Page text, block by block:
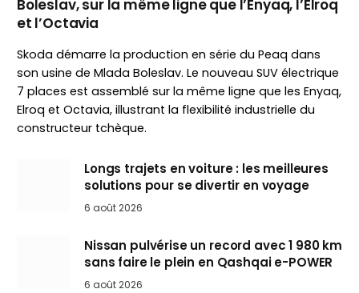
Boleslav, sur la même ligne que l’Enyaq, l’Elroq
et l’Octavia
Skoda démarre la production en série du Peaq dans
son usine de Mlada Boleslav. Le nouveau SUV électrique
7 places est assemblé sur la même ligne que les Enyaq,
Elroq et Octavia, illustrant la flexibilité industrielle du
constructeur tchèque.
Longs trajets en voiture : les meilleures
solutions pour se divertir en voyage
6 août 2026
Nissan pulvérise un record avec 1 980 km
sans faire le plein en Qashqai e-POWER
6 août 2026